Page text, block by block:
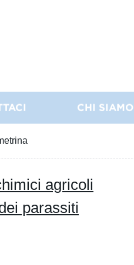
CHI SIAMO
agricoli
parassiti